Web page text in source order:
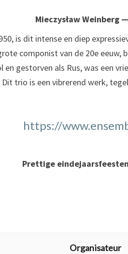
Mieczysław Weinberg
is dit intense en diep
componist van de 20e eeuw,
en gestorven als Rus, was een
trio is een vibrerend werk,
https://
Prettige
Organisateur